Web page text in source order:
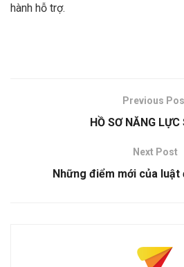
hành hỗ trợ.
Previous
HỒ SƠ NĂNG LỰC
Next Post
Những điểm mới của luật